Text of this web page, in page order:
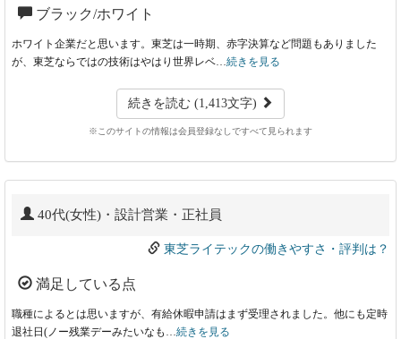
ブラック/ホワイト
ホワイト企業だと思います。東芝は一時期、赤字決算など問題もありました
が、東芝ならではの技術はやはり世界レベ… 続きを見る
続きを読む (1,413文字)
※このサイトの情報は会員登録なしですべて見られます
40代(女性)・設計営業・正社員
東芝ライテックの働きやすさ・評判は？
満足している点
職種によるとは思いますが、有給休暇申請はまず受理されました。他にも定時
退社日(ノー残業デーみたいなも… 続きを見る